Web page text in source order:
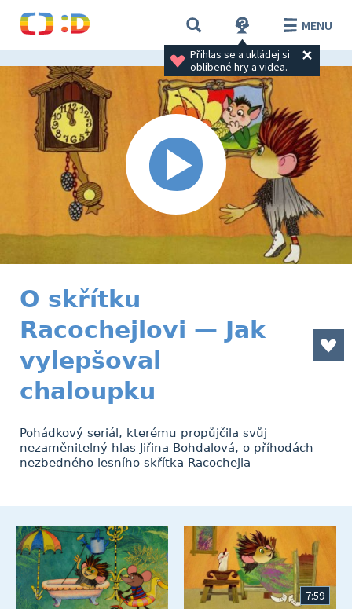
Přihlas se a ukládej si
oblíbené hry a videa.
MENU
O skřítku
Racochejlovi — Jak
vylepšoval
chaloupku
Pohádkový seriál, kterému propůjčila svůj
nezaměnitelný hlas Jiřina Bohdalová, o příhodách
nezbedného lesního skřítka Racochejla
7:59